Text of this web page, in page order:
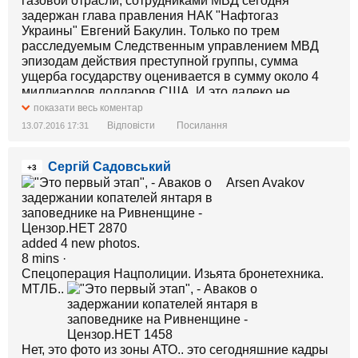
задержан глава правления НАК "Нафтогаз
Украины" Евгений Бакулин. Только по трем
расследуемым Следственным управлением МВД
эпизодам действия преступной группы, сумма
ущерба государству оценивается в сумму около 4
миллиардов долларов США. И это далеко не
полный перечень сомнительных схем и операций,
что попали под внимание наших следователей", -
показати весь коментар
13.07.2016 17:31 Відповісти Посилання
+3
Сергій Садовський
Arsen Avakov
added 4 new photos.
8 mins ·
Спецоперация Нацполиции. Изьята бронетехника.
МТЛБ..
Нет, это фото из зоны АТО.. это сегодняшние кадры